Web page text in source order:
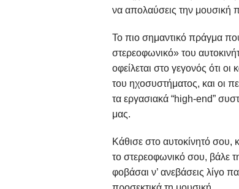
να απολαύσεις την μουσική
Το πιο σημαντικό πράγμα
στερεοφωνικό» του
οφείλεται στο γεγονός ότι
του ηχοσυστήματος, και οι
τα εργασιακά “high-end”
μας.
Κάθισε στο αυτοκίνητό σου,
το στερεοφωνικό σου, βάλε
φοβάσαι ν’ ανεβάσεις λίγο